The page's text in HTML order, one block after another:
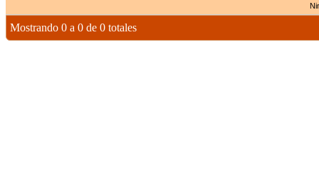
Mostrando 0 a 0 de 0 totales